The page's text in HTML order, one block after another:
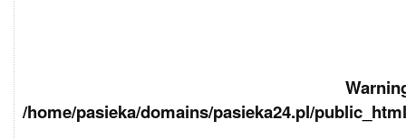
/home/pasieka/domains/pasieka24.pl/